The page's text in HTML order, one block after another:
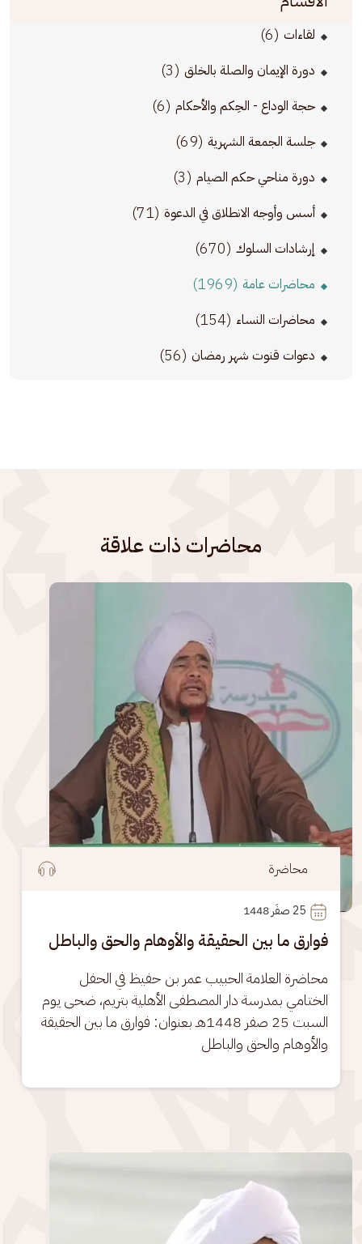
لقاءات (6)
دورة الإيمان والصلة بالخلق (3)
حجة الوداع - الحِكم والأحكام (6)
جلسة الجمعة الشهرية (69)
دورة مناحي حكم الصيام (3)
أسس وأوجه الانطلاق في الدعوة (71)
إرشادات السلوك (670)
محاضرات عامة (1969)
محاضرات النساء (154)
دعوات قنوت شهر رمضان (56)
محاضرات ذات علاقة
الصورة
محاضرة
25 صفَر 1448
فوارق ما بين الحقيقة والأوهام والحق والباطل
محاضرة العلامة الحبيب عمر بن حفيظ في الحفل
الختامي بمدرسة دار المصطفى الأهلية بتريم، ضحى يوم
السبت 25 صفر 1448هـ بعنوان: فوارق ما بين الحقيقة
والأوهام والحق والباطل
الصورة